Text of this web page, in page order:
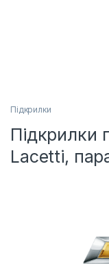
Підкрилки
Підкрилки
Lacetti,